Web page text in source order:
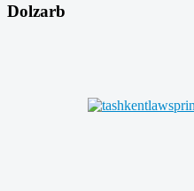
Dolzarb